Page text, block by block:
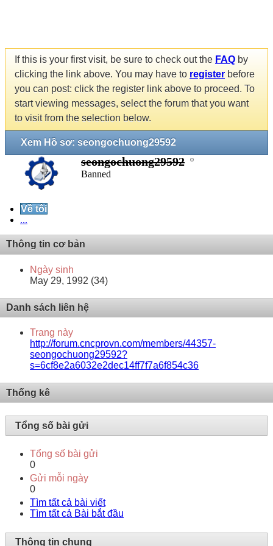
If this is your first visit, be sure to check out the FAQ by
clicking the link above. You may have to register before
you can post: click the register link above to proceed. To
start viewing messages, select the forum that you want
to visit from the selection below.
Xem Hồ sơ: seongochuong29592
seongochuong29592
Banned
Về tôi
...
Thông tin cơ bản
Ngày sinh
May 29, 1992 (34)
Danh sách liên hệ
Trang này
http://forum.cncprovn.com/members/44357-
seongochuong29592?
s=6cf8e2a6032e2dec14ff7f7a6f854c36
Thống kê
Tổng số bài gửi
Tổng số bài gửi
0
Gửi mỗi ngày
0
Tìm tất cả bài viết
Tìm tất cả Bài bắt đầu
Thông tin chung